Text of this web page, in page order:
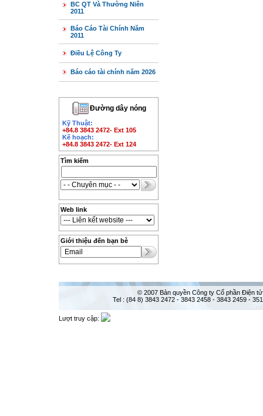
BC QT Và Thường Niên
2011
Báo Cáo Tài Chính Năm
2011
Điều Lệ Công Ty
Báo cáo tài chính năm 2026
Đường dây nóng
Kỹ Thuật:
+84.8 3843 2472- Ext 105
Kế hoạch:
+84.8 3843 2472- Ext 124
Tìm kiếm
Web link
Giới thiệu đến bạn bè
© 2007 Bản quyền Công ty Cổ phần Điện
Tel : (84 8) 3843 2472 - 3843 2458 - 3843 2459 -
Lượt truy cập: